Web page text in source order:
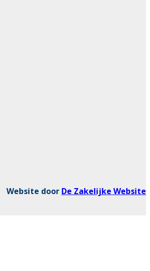
Website door De Zakelijke Website